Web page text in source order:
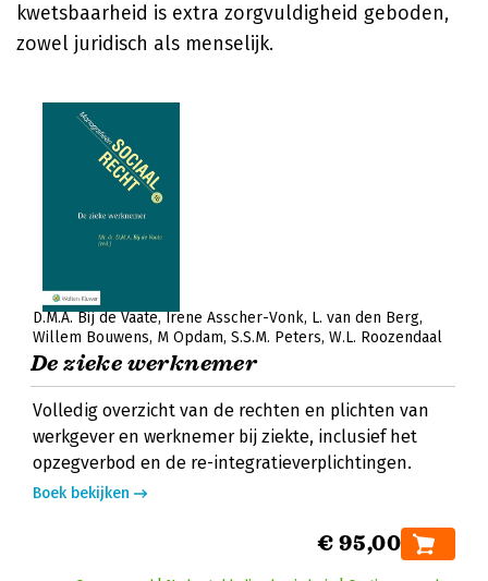
kwetsbaarheid is extra zorgvuldigheid geboden,
zowel juridisch als menselijk.
D.M.A. Bij de Vaate Irene Asscher-Vonk L. van den Berg
Willem Bouwens M Opdam S.S.M. Peters W.L. Roozendaal
De zieke werknemer
Volledig overzicht van de rechten en plichten van
werkgever en werknemer bij ziekte, inclusief het
opzegverbod en de re-integratieverplichtingen.
Boek bekijken
€ 95,00